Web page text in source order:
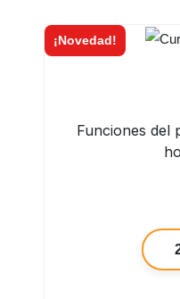
¡Novedad!
Funciones del